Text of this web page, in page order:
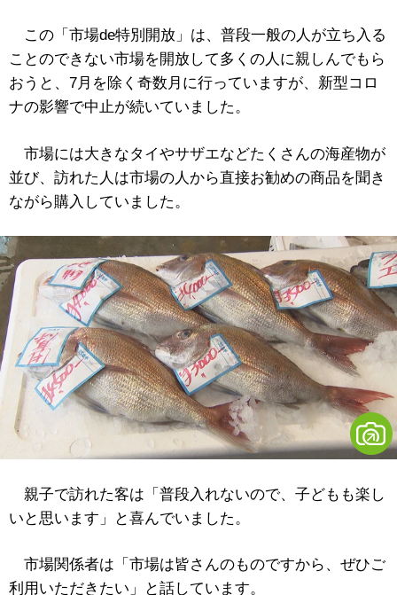
この「市場de特別開放」は、普段一般の人が立ち入る
ことのできない市場を開放して多くの人に親しんでもら
おうと、7月を除く奇数月に行っていますが、新型コロ
ナの影響で中止が続いていました。
市場には大きなタイやサザエなどたくさんの海産物が
並び、訪れた人は市場の人から直接お勧めの商品を聞き
ながら購入していました。
親子で訪れた客は「普段入れないので、子どもも楽し
いと思います」と喜んでいました。
市場関係者は「市場は皆さんのものですから、ぜひご
利用いただきたい」と話しています。